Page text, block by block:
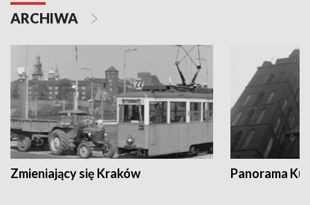
ARCHIWA
Zmieniający się Kraków Panorama